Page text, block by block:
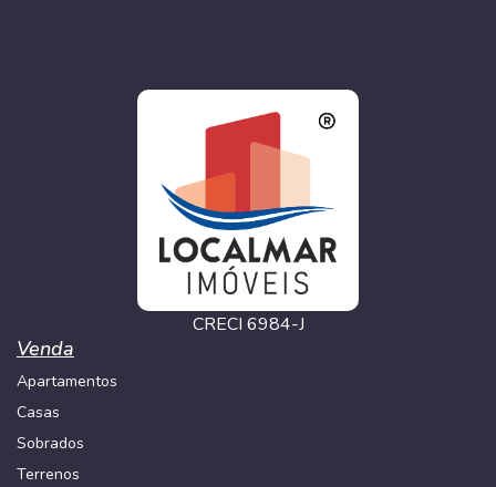
CRECI 6984-J
Venda
Apartamentos
Casas
Sobrados
Terrenos